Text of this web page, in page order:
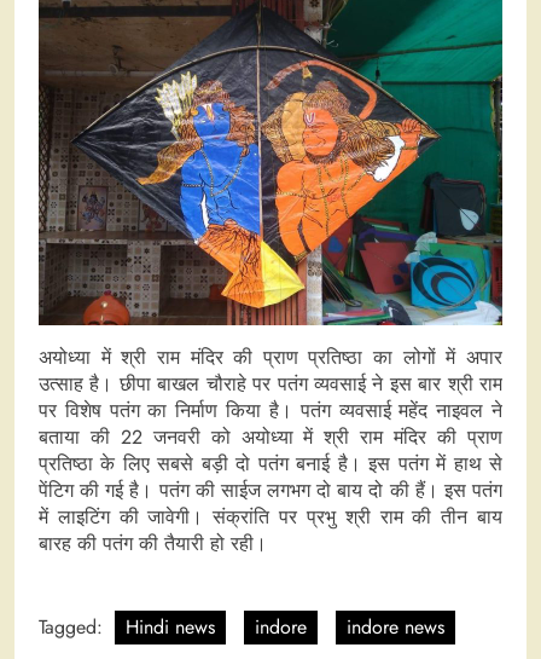
अयोध्या में श्री राम मंदिर की प्राण प्रतिष्ठा का लोगों में अपार
उत्साह है। छीपा बाखल चौराहे पर पतंग व्यवसाई ने इस बार श्री राम
पर विशेष पतंग का निर्माण किया है। पतंग व्यवसाई महेंद नाइवल ने
बताया की 22 जनवरी को अयोध्या में श्री राम मंदिर की प्राण
प्रतिष्ठा के लिए सबसे बड़ी दो पतंग बनाई है। इस पतंग में हाथ से
पेंटिग की गई है। पतंग की साईज लगभग दो बाय दो की हैं। इस पतंग
में लाइटिंग की जावेगी। संक्रांति पर प्रभु श्री राम की तीन बाय
बारह की पतंग की तैयारी हो रही।
Tagged: Hindi news indore indore news